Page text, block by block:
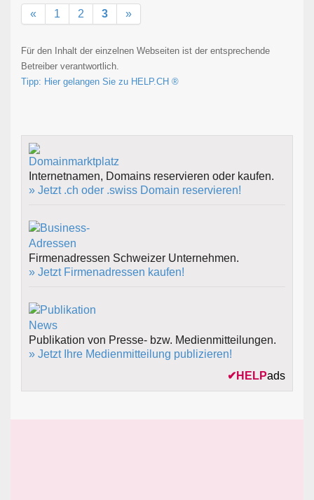
«
1 2 3 »
Für den Inhalt der einzelnen Webseiten ist der entsprechende
Betreiber verantwortlich.
Tipp: Hier gelangen Sie zu HELP.CH ®
Internetnamen, Domains reservieren oder kaufen.
» Jetzt .ch oder .swiss Domain reservieren!
Firmenadressen Schweizer Unternehmen.
» Jetzt Firmenadressen kaufen!
Publikation von Presse- bzw. Medienmitteilungen.
» Jetzt Ihre Medienmitteilung publizieren!
✔ HELPads